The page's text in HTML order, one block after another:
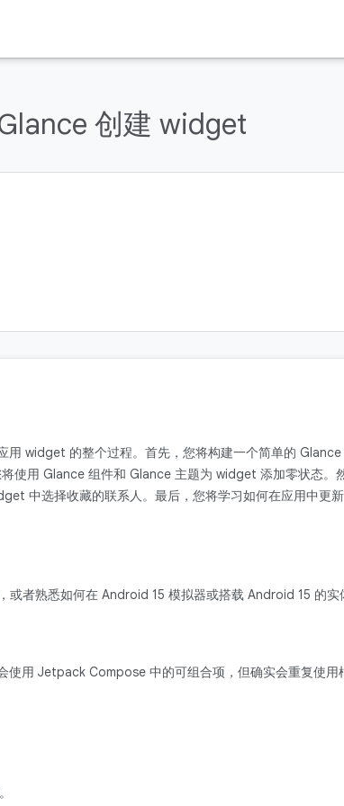
创建 widget
用 widget 的整个过程。首先，您将构建一个简单的
使用 Glance 组件和 Glance 主题为 widget 添加零状态。
中选择收藏的联系人。最后，您将学习如何在应用中更新
或者熟悉如何在 Android 15 模拟器或搭载 Android 15 的实
使用 Jetpack Compose 中的可组合项，但确实会重复使用